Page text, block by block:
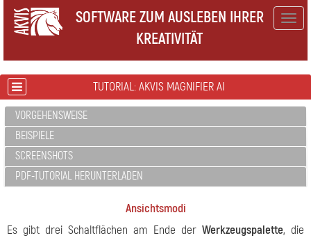
SOFTWARE ZUM AUSLEBEN IHRER
KREATIVITÄT
TUTORIAL: AKVIS MAGNIFIER AI
VORGEHENSWEISE
BEISPIELE
SCREENSHOTS
PDF-TUTORIAL HERUNTERLADEN
Ansichtsmodi
Es gibt drei Schaltflächen am Ende der Werkzeugspalette, die